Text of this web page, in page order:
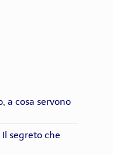
a cosa servono
segreto che